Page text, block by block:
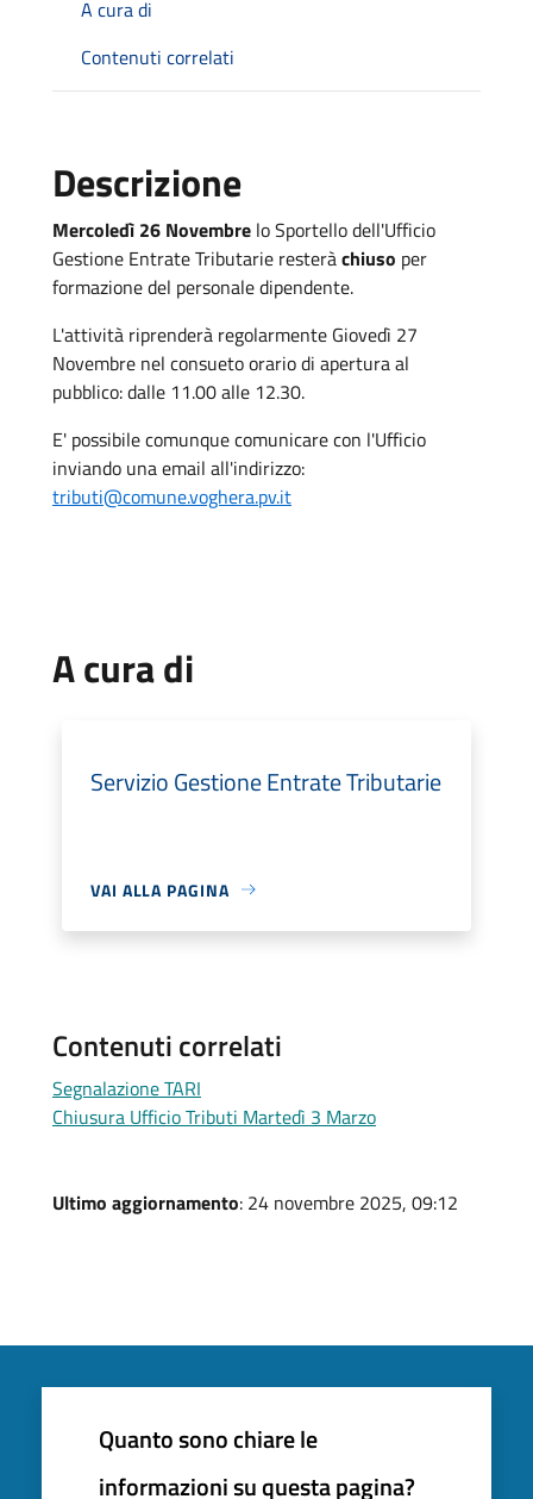
A cura di
Contenuti correlati
Descrizione
Mercoledì 26 Novembre lo Sportello dell'Ufficio
Gestione Entrate Tributarie resteràchiuso per
formazione del personale dipendente.
L'attività riprenderà regolarmente Giovedì 27
Novembre nel consueto orario di apertura al
pubblico: dalle 11.00 alle 12.30.
E' possibile comunque comunicare con l'Ufficio
inviando una email all'indirizzo:
tributi@comune.voghera.pv.it
A cura di
Servizio Gestione Entrate Tributarie
VAI ALLA PAGINA
Contenuti correlati
Segnalazione TARI
Chiusura Ufficio Tributi Martedì 3 Marzo
Ultimo aggiornamento: 24 novembre 2025, 09:12
Quanto sono chiare le
informazioni su questa pagina?